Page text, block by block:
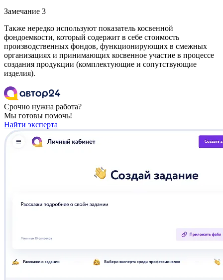
Замечание 3
Также нередко используют показатель косвенной
фондоемкости, который содержит в себе стоимость
производственных фондов, функционирующих в смежных
организациях и принимающих косвенное участие в процессе
создания продукции (комплектующие и сопутствующие
изделия).
Срочно нужна работа?
Мы готовы помочь!
Найти эксперта